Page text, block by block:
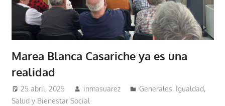
Marea Blanca Casariche ya es una
realidad
25 abril, 2025 inmasuarez Generales, Igualdad,
Salud y Bienestar Social